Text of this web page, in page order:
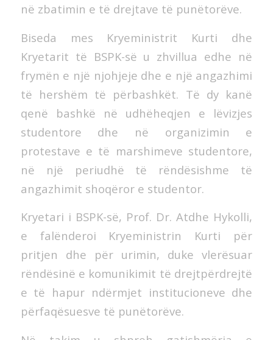
në zbatimin e të drejtave të punëtorëve.
Biseda mes Kryeministrit Kurti dhe
Kryetarit të BSPK-së u zhvillua edhe në
frymën e një njohjeje dhe e një angazhimi
të hershëm të përbashkët. Të dy kanë
qenë bashkë në udhëheqjen e lëvizjes
studentore dhe në organizimin e
protestave e të marshimeve studentore,
në një periudhë të rëndësishme të
angazhimit shoqëror e studentor.
Kryetari i BSPK-së, Prof. Dr. Atdhe Hykolli,
e falënderoi Kryeministrin Kurti për
pritjen dhe për urimin, duke vlerësuar
rëndësinë e komunikimit të drejtpërdrejtë
e të hapur ndërmjet institucioneve dhe
përfaqësuesve të punëtorëve.